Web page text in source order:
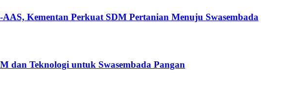
Kementan Perkuat SDM Pertanian Menuju Swasembada
dan Teknologi untuk Swasembada Pangan